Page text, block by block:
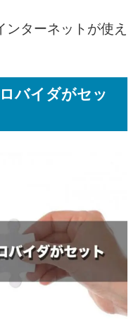
ターネットが使え
バイダがセッ